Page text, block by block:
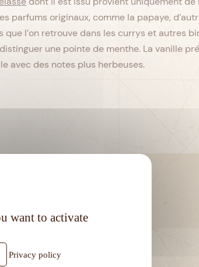
parfums originaux, comme la papaye,
l’on retrouve dans les currys et autres
une pointe de menthe. La vanille
avec des notes plus herbeuses.
want to activate
Privacy policy